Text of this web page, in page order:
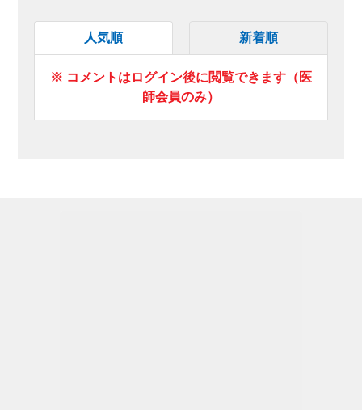
人気順 新着順
※ コメントはログイン後に閲覧できます（医
師会員のみ）